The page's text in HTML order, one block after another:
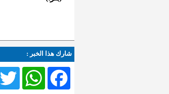
شارك هذا الخبر :
TwitterWhatsAppFacebook